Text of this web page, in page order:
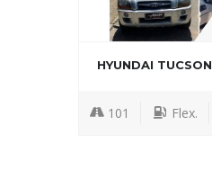
HYUNDAI TUCSON
101 Flex.